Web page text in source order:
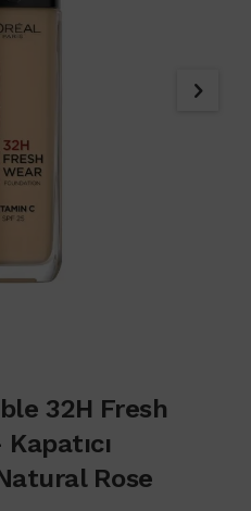
32H Fresh
Rose